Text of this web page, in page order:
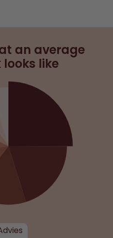
an average
like